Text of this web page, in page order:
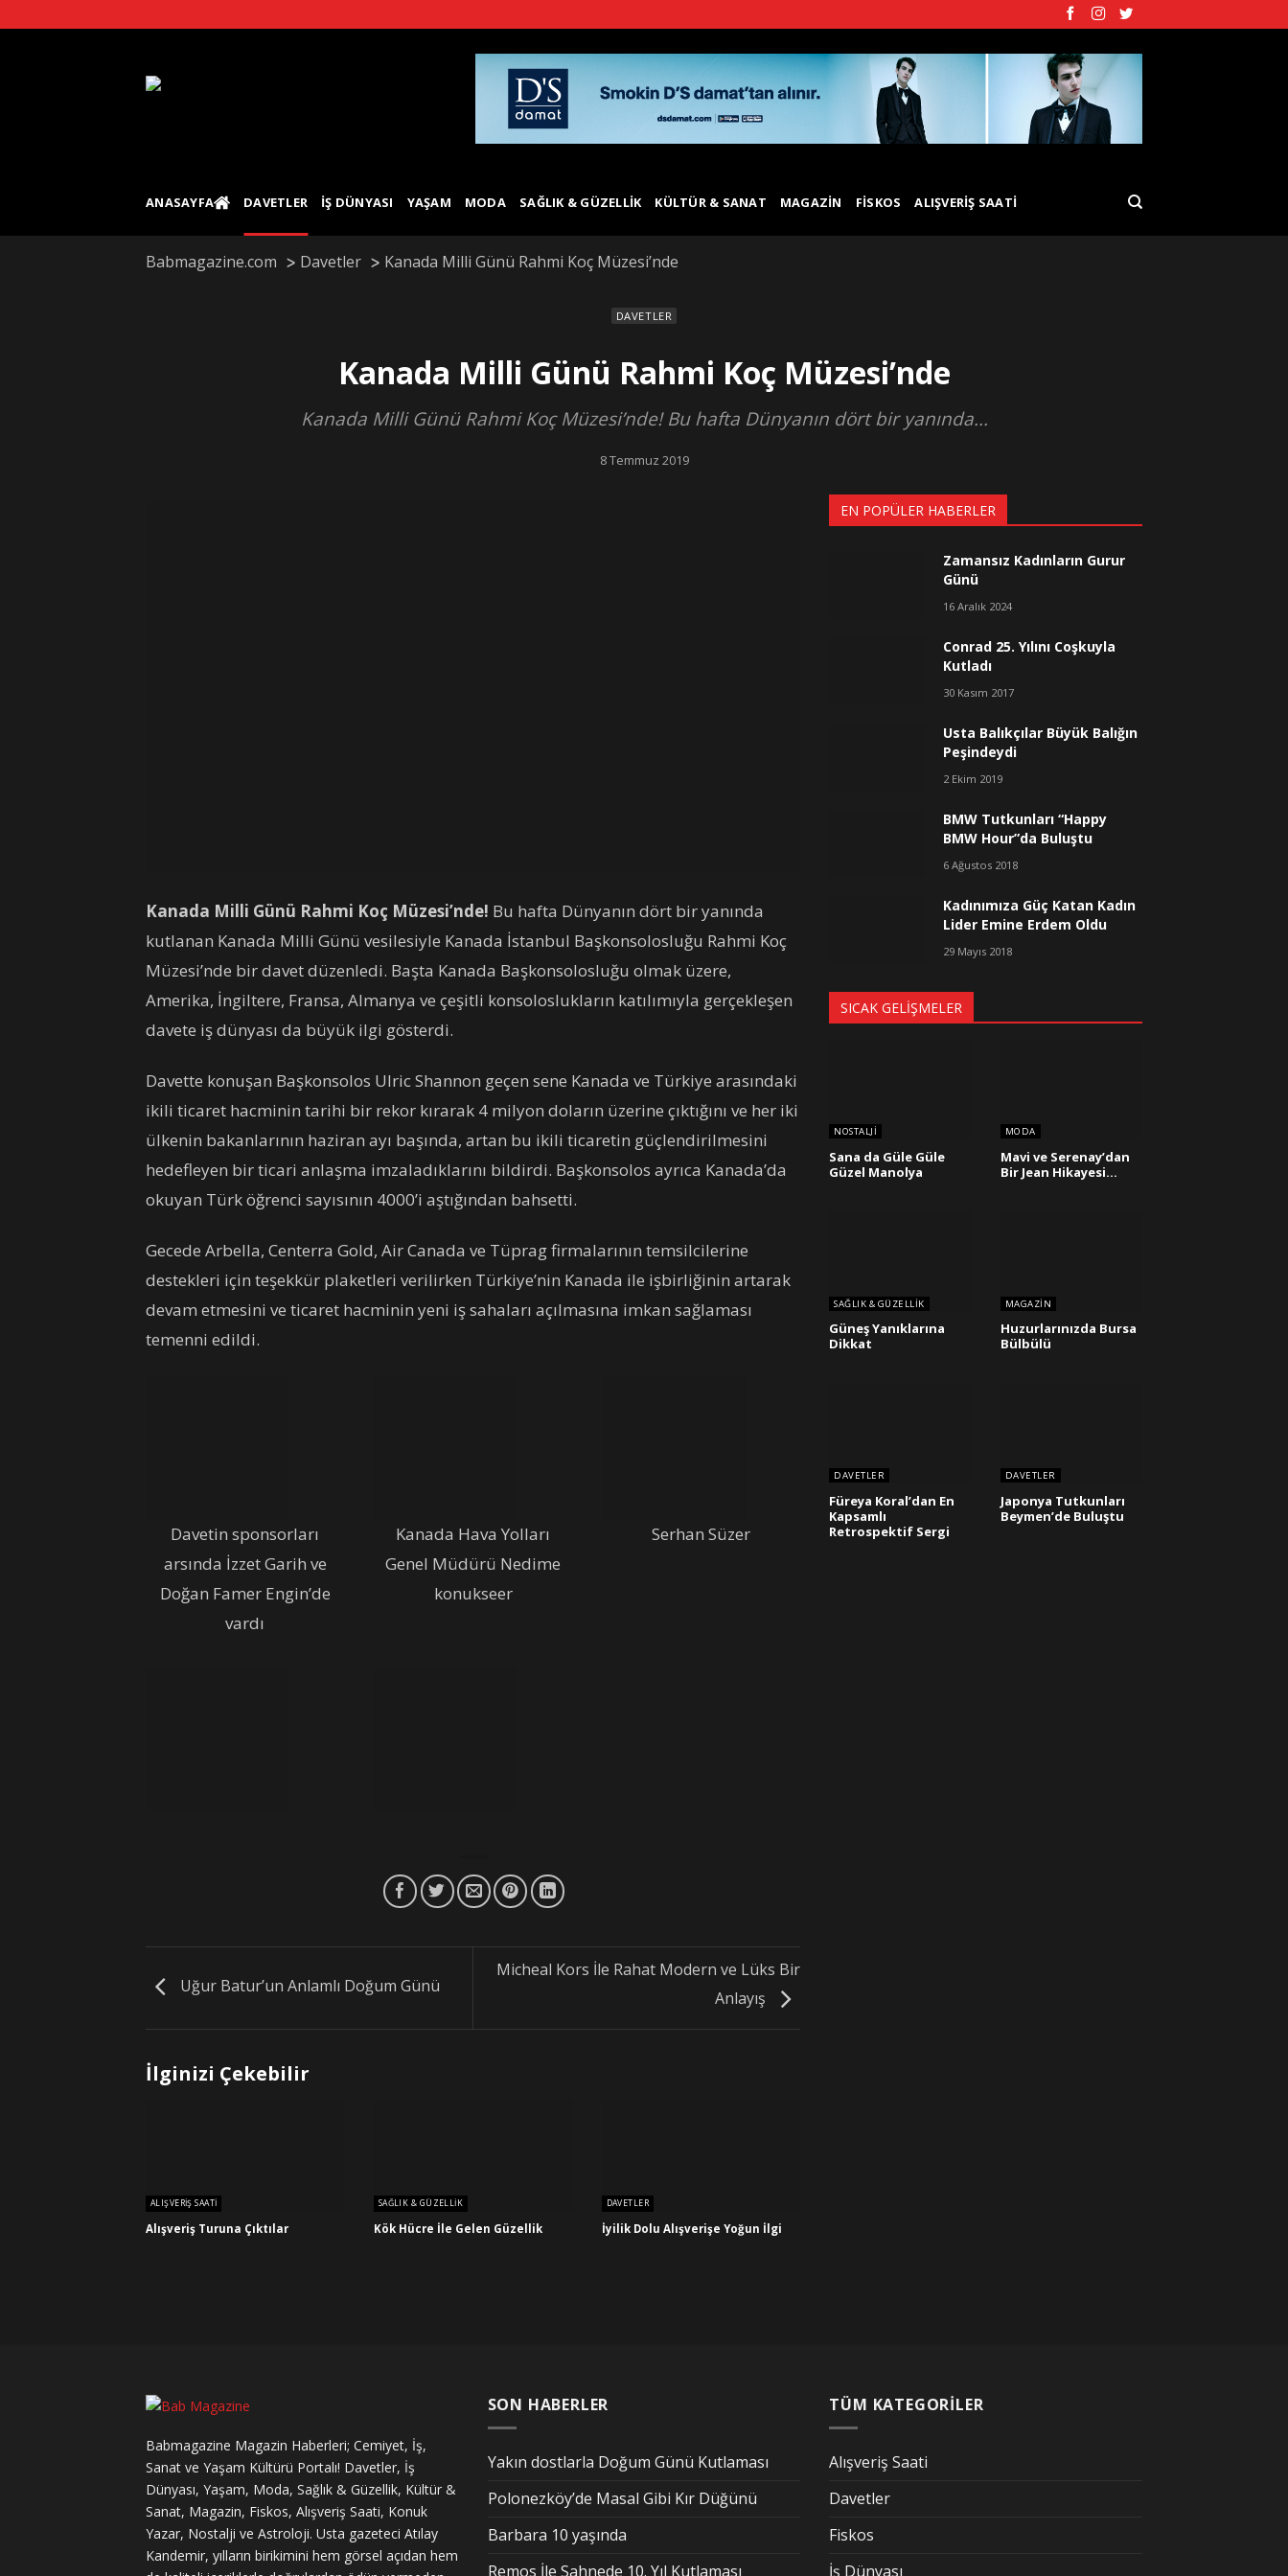
to
ANASAYFA DAVETLER İŞ DÜNYASI YAŞAM MODA SAĞLIK & GÜZELLIK KÜLTÜR & SANAT MAGAZIN FISKOS ALIŞVERIŞ SAATI
Babmagazine.com Davetler Kanada Milli Günü Rahmi Koç Müzesi’nde
DAVETLER
Kanada Milli Günü Rahmi Koç Müzesi’nde
Kanada Milli Günü Rahmi Koç Müzesi’nde! Bu hafta Dünyanın dört bir yanında...
8 Temmuz 2019
Kanada Milli Günü Rahmi Koç Müzesi’nde! Bu hafta Dünyanın dört bir yanında
kutlanan Kanada Milli Günü vesilesiyle Kanada İstanbul Başkonsolosluğu Rahmi Koç
Müzesi’nde bir davet düzenledi. Başta Kanada Başkonsolosluğu olmak üzere,
Amerika, İngiltere, Fransa, Almanya ve çeşitli konsoloslukların katılımıyla gerçekleşen
davete iş dünyası da büyük ilgi gösterdi.
Davette konuşan Başkonsolos Ulric Shannon geçen sene Kanada ve Türkiye arasındaki
ikili ticaret hacminin tarihi bir rekor kırarak 4 milyon doların üzerine çıktığını ve her iki
ülkenin bakanlarının haziran ayı başında, artan bu ikili ticaretin güçlendirilmesini
hedefleyen bir ticari anlaşma imzaladıklarını bildirdi. Başkonsolos ayrıca Kanada’da
okuyan Türk öğrenci sayısının 4000’i aştığından bahsetti.
Gecede Arbella, Centerra Gold, Air Canada ve Tüprag firmalarının temsilcilerine
destekleri için teşekkür plaketleri verilirken Türkiye’nin Kanada ile işbirliğinin artarak
devam etmesini ve ticaret hacminin yeni iş sahaları açılmasına imkan sağlaması
temenni edildi.
Davetin sponsorları
arsında İzzet Garih ve
Doğan Famer Engin’de
vardı
Kanada Hava Yolları
Genel Müdürü Nedime
konukseer
Serhan Süzer
Uğur Batur’un Anlamlı Doğum Günü
Micheal Kors İle Rahat Modern ve Lüks Bir
Anlayış
İlginizi Çekebilir
ALIŞVERIŞ SAATI
Alışveriş Turuna Çıktılar
SAĞLIK & GÜZELLIK
Kök Hücre İle Gelen Güzellik
DAVETLER
İyilik Dolu Alışverişe Yoğun İlgi
EN POPÜLER HABERLER
Zamansız Kadınların Gurur
Günü
16 Aralık 2024
Conrad 25. Yılını Coşkuyla
Kutladı
30 Kasım 2017
Usta Balıkçılar Büyük Balığın
Peşindeydi
2 Ekim 2019
BMW Tutkunları “Happy
BMW Hour”da Buluştu
6 Ağustos 2018
Kadınımıza Güç Katan Kadın
Lider Emine Erdem Oldu
29 Mayıs 2018
SICAK GELIŞMELER
NOSTALJI
Sana da Güle Güle
Güzel Manolya
MODA
Mavi ve Serenay’dan
Bir Jean Hikayesi…
SAĞLIK & GÜZELLIK
Güneş Yanıklarına
Dikkat
MAGAZIN
Huzurlarınızda Bursa
Bülbülü
DAVETLER
Füreya Koral’dan En
Kapsamlı
Retrospektif Sergi
DAVETLER
Japonya Tutkunları
Beymen’de Buluştu
Babmagazine Magazin Haberleri; Cemiyet, İş,
Sanat ve Yaşam Kültürü Portalı! Davetler, İş
Dünyası, Yaşam, Moda, Sağlık & Güzellik, Kültür &
Sanat, Magazin, Fiskos, Alışveriş Saati, Konuk
Yazar, Nostalji ve Astroloji. Usta gazeteci Atılay
Kandemir, yılların birikimini hem görsel açıdan hem
SON HABERLER
Yakın dostlarla Doğum Günü Kutlaması
Polonezköy’de Masal Gibi Kır Düğünü
Barbara 10 yaşında
Remos İle Sahnede 10. Yıl Kutlaması
TÜM KATEGORİLER
Alışveriş Saati
Davetler
Fiskos
İş Dünyası